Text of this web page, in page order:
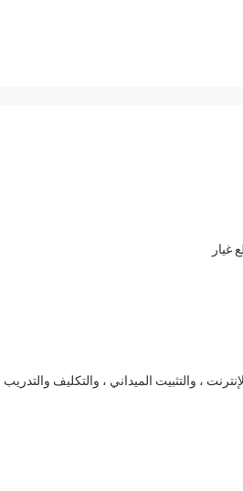
غيار
، والتثبيت الميداني ، والتكليف والتدريب